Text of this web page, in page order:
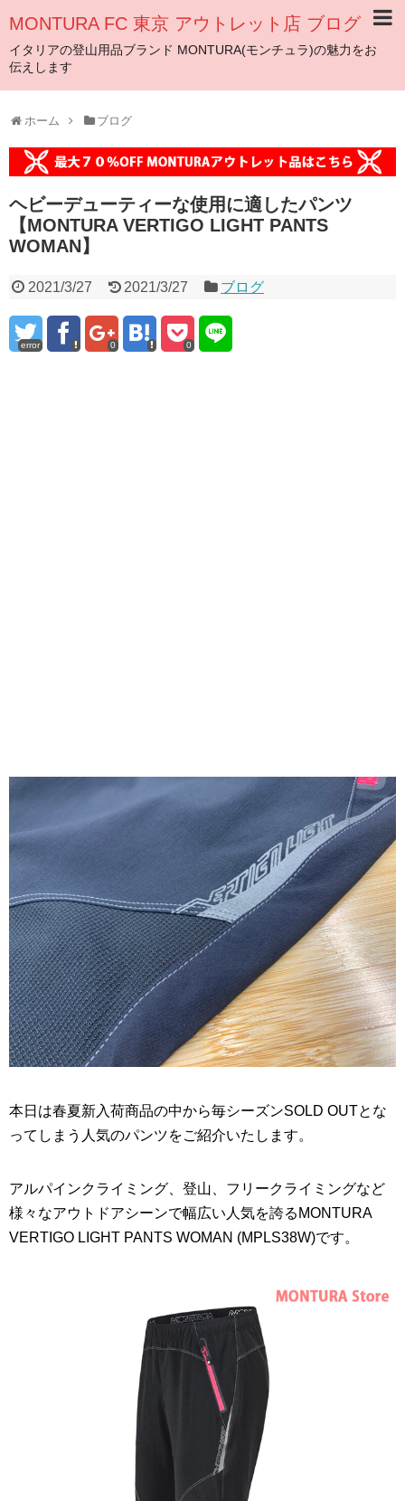
MONTURA FC 東京 アウトレット店 ブログ
イタリアの登山用品ブランド MONTURA(モンチュラ)の魅力をお
伝えします
ホーム ブログ
ヘビーデューティーな使用に適したパンツ
【MONTURA VERTIGO LIGHT PANTS
WOMAN】
2021/3/27 2021/3/27 ブログ
error 0 0
本日は春夏新入荷商品の中から毎シーズンSOLD OUTとな
ってしまう人気のパンツをご紹介いたします。
アルパインクライミング、登山、フリークライミングなど
様々なアウトドアシーンで幅広い人気を誇るMONTURA
VERTIGO LIGHT PANTS WOMAN (MPLS38W)です。